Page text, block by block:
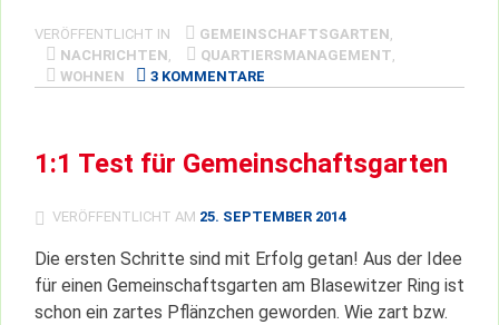
VERÖFFENTLICHT IN GEMEINSCHAFTSGARTEN
NACHRICHTEN
QUARTIERSMANAGEMENT
WOHNEN
3 KOMMENTARE
BESTANDEN!
1:1 Test für Gemeinschaftsgarten
VERÖFFENTLICHT AM 25. SEPTEMBER 2014
Die ersten Schritte sind mit Erfolg getan! Aus der Idee
für einen Gemeinschaftsgarten am Blasewitzer Ring ist
schon ein zartes Pflänzchen geworden. Wie zart bzw.